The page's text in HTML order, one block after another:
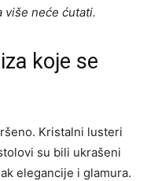
više neće ćutati.
koje se
Kristalni lusteri
su bili ukrašeni
elegancije i glamura.